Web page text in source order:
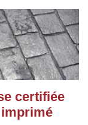
certifiée